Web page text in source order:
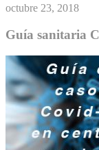
octubre 23, 2018
Guía sanitaria